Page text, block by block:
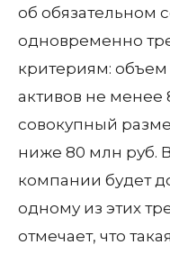
об обязательном
одновременно
критериям: объем
активов не менее
совокупный
ниже 80 млн руб.
компании будет
одному из этих
отмечает, что